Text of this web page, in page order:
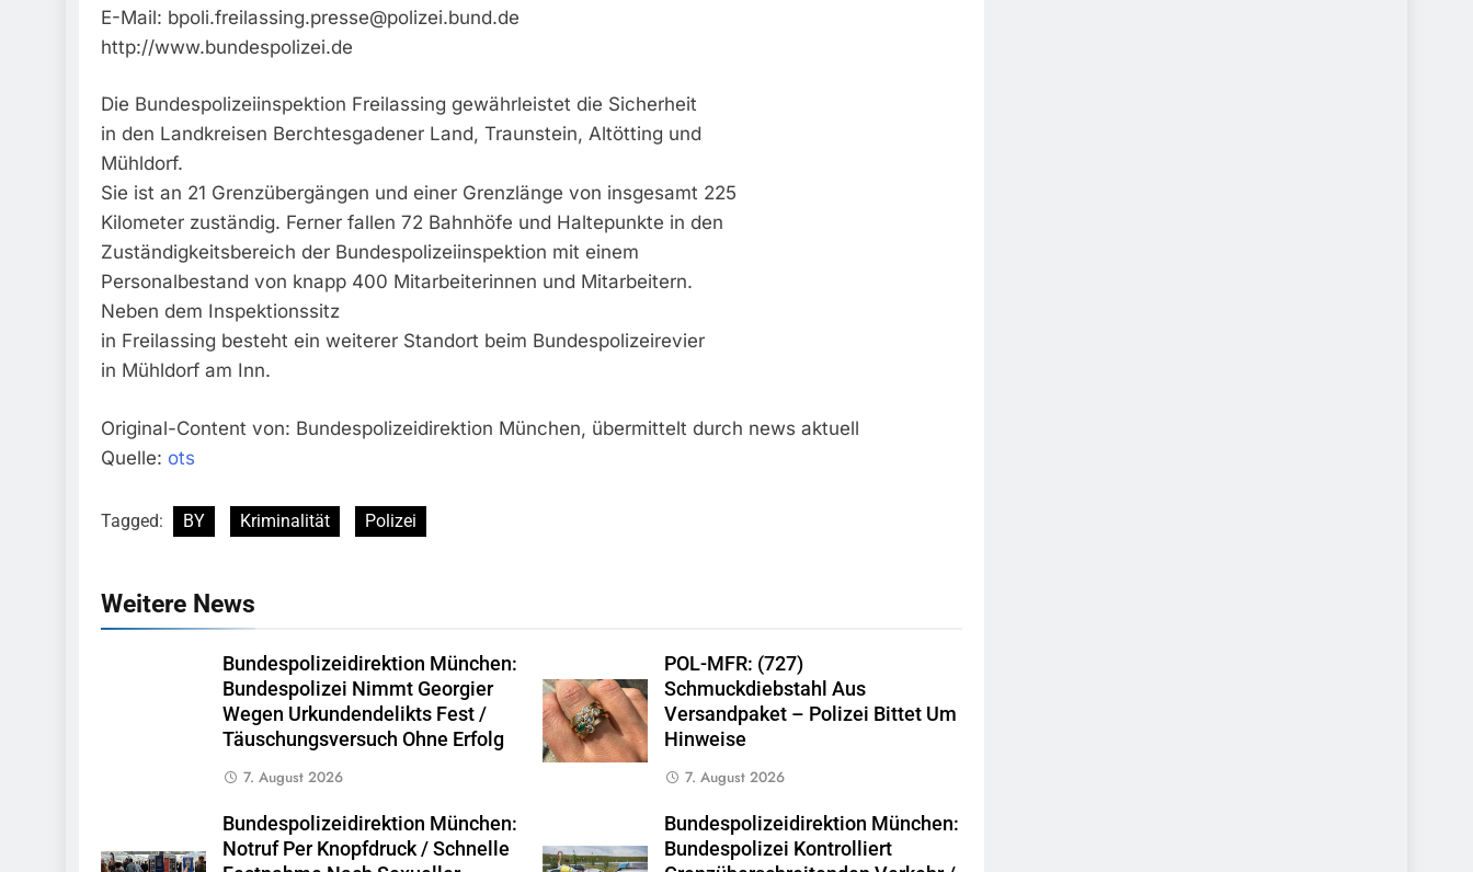
E-Mail: bpoli.freilassing.presse@polizei.bund.de
http://www.bundespolizei.de
Die Bundespolizeiinspektion Freilassing gewährleistet die Sicherheit
in den Landkreisen Berchtesgadener Land, Traunstein, Altötting und
Mühldorf.
Sie ist an 21 Grenzübergängen und einer Grenzlänge von insgesamt 225
Kilometer zuständig. Ferner fallen 72 Bahnhöfe und Haltepunkte in den
Zuständigkeitsbereich der Bundespolizeiinspektion mit einem
Personalbestand von knapp 400 Mitarbeiterinnen und Mitarbeitern.
Neben dem Inspektionssitz
in Freilassing besteht ein weiterer Standort beim Bundespolizeirevier
in Mühldorf am Inn.
Original-Content von: Bundespolizeidirektion München, übermittelt durch news aktuell
Quelle: ots
Tagged: BY Kriminalität Polizei
Weitere News
Bundespolizeidirektion München:
Bundespolizei Nimmt Georgier
Wegen Urkundendelikts Fest /
Täuschungsversuch Ohne Erfolg
7. August 2026
POL-MFR: (727)
Schmuckdiebstahl Aus
Versandpaket – Polizei Bittet Um
Hinweise
7. August 2026
Bundespolizeidirektion München:
Notruf Per Knopfdruck / Schnelle
Bundespolizeidirektion München:
Bundespolizei Kontrolliert